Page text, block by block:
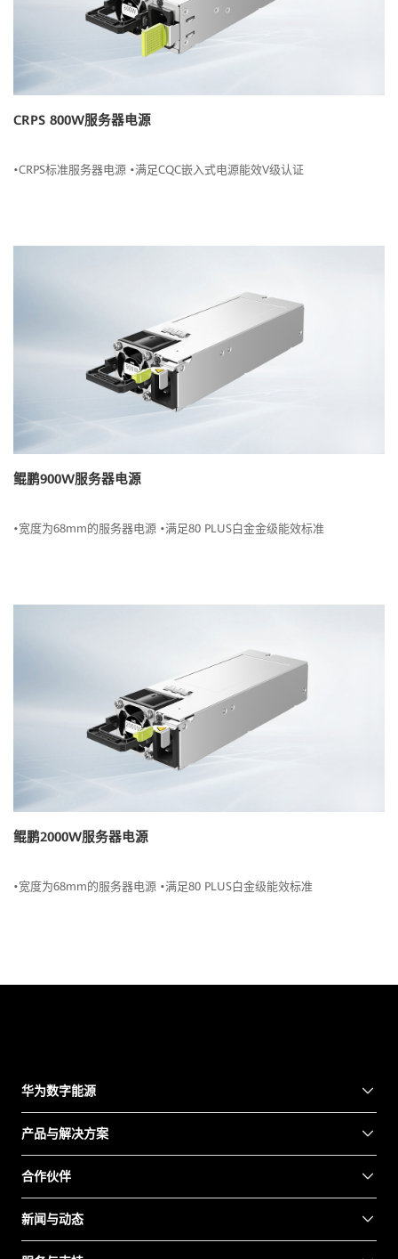
CRPS 800W服务器电源
•CRPS标准服务器电源 •满足CQC嵌入式电源能效V级认证
鲲鹏900W服务器电源
•宽度为68mm的服务器电源 •满足80 PLUS白金金级能效标准
鲲鹏2000W服务器电源
•宽度为68mm的服务器电源 •满足80 PLUS白金级能效标准
华为数字能源
产品与解决方案
合作伙伴
新闻与动态